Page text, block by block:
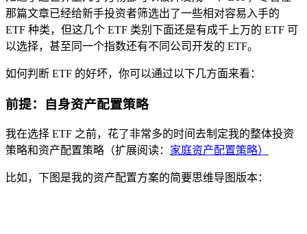
那篇文章已经给新手投资者筛选出了一些相对容易入手的
ETF 种类，但这几个 ETF 类别下面还是有成千上万的 ETF 可
以选择，甚至同一个指数还有不同公司开发的 ETF。
如何判断 ETF 的好坏，你可以通过以下几方面来看：
前提：自身资产配置策略
我在选择 ETF 之前，花了非常多的时间去制定我的整体投资
策略和资产配置策略（扩展阅读： 家庭资产配置策略）
比如，下图是我的资产配置方案的简要思维导图版本：